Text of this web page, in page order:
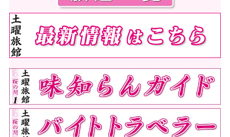
カベポスター永見大吾、最近結婚も夫役の
た」 浜田順平は監督とまさかの再会
[08/08]
線“全線維持”の方向で議論へ 行政の費
用負担には踏み込まず 滑川市民たちが意
見[08/08]
8日午前の郡山・東北道の事故 運転手の男
性が死亡[08/08]